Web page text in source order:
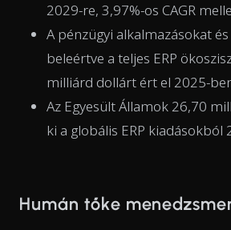
2029-re, 3,97%-os CAGR
A pénzügyi alkalmazásokat
beleértve a teljes ERP
milliárd dollárt ért el 2025-
Az Egyesült Államok 26,70
ki a globális ERP kiadásokból
Humán tőke